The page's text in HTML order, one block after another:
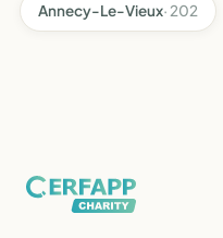
Annecy-Le-Vieux· 202